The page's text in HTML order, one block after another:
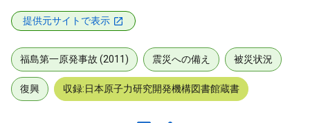
提供元サイトで表示
福島第一原発事故 (2011) 震災への備え 被災状況
復興 収録:日本原子力研究開発機構図書館蔵書